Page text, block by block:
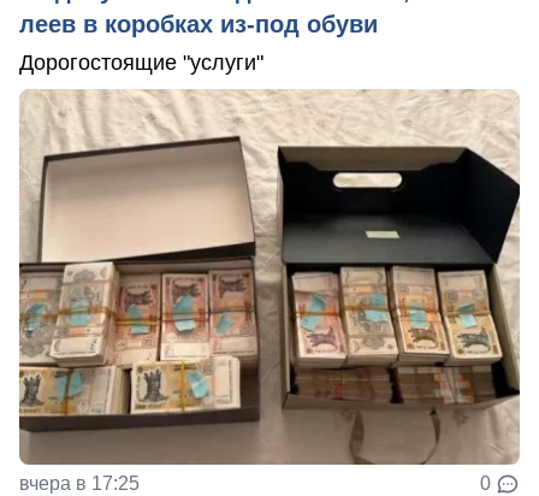
леев в коробках из-под обуви
Дорогостоящие "услуги"
вчера в 17:25 0